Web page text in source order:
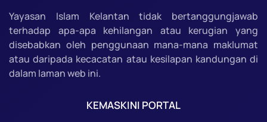
Yayasan Islam Kelantan tidak bertanggungjawab
terhadap apa-apa kehilangan atau kerugian yang
disebabkan oleh penggunaan mana-mana maklumat
atau daripada kecacatan atau kesilapan kandungan di
dalam laman web ini.
KEMASKINI PORTAL